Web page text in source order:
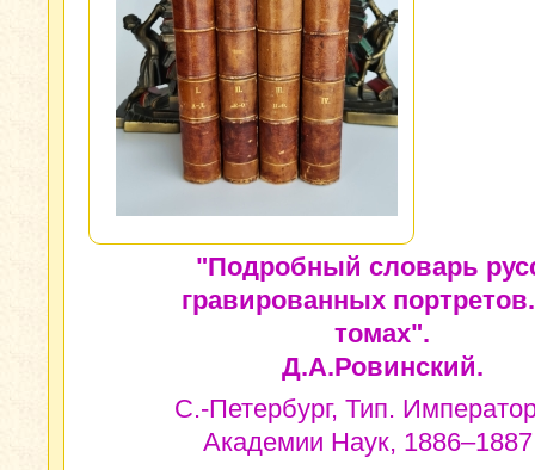
"Подробный словарь
гравированных
томах".
Д.А.Ровинский.
С.-Петербург, Тип.
Академии Наук, 1886–1887